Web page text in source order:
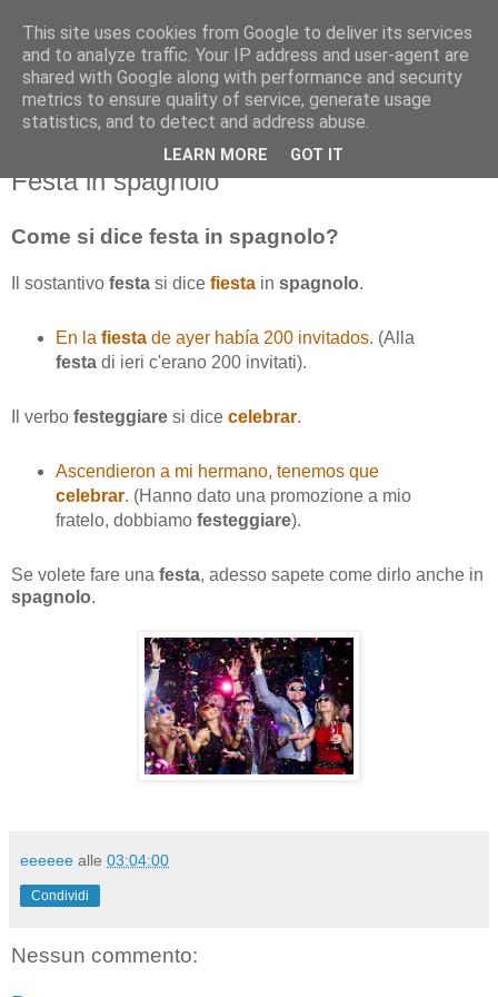
venerdì 11 dicembre 2015
Festa in spagnolo
Come si dice festa in spagnolo?
Il sostantivo festa si dice fiesta in spagnolo.
En la fiestade ayer había 200 invitados. (Alla
festadi ieri c'erano 200 invitati).
Il verbo festeggiare si dice celebrar.
Ascendieron a mi hermano, tenemos que
celebrar. (Hanno dato una promozione a mio
fratelo, dobbiamo festeggiare).
Se volete fare una festa, adesso sapete come dirlo anche in
spagnolo.
eeeeee alle 03:04:00
Condividi
Nessun commento:
This site uses cookies from Google to deliver its services
and to analyze traffic. Your IP address and user-agent are
shared with Google along with performance and security
metrics to ensure quality of service, generate usage
statistics, and to detect and address abuse.
LEARN MORE GOT IT